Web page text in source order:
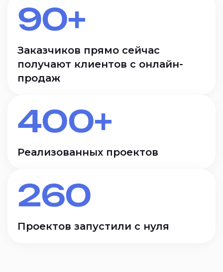
90+
Заказчиков прямо сейчас
получают клиентов с онлайн-
продаж
400+
Реализованных проектов
260
Проектов запустили с нуля